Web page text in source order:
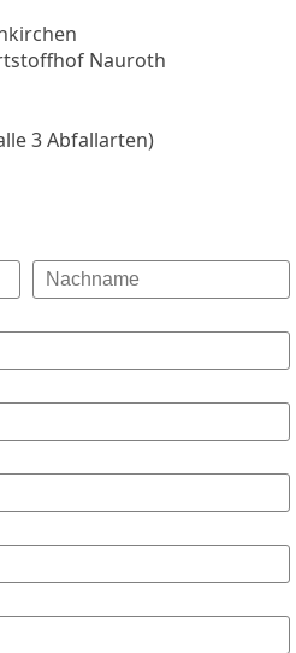
Nauroth
3 Abfallarten)